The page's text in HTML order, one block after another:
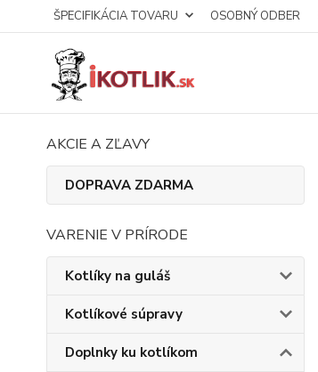
ŠPECIFIKÁCIA TOVARU OSOBNÝ ODBER
AKCIE A ZĽAVY
DOPRAVA ZDARMA
VARENIE V PRÍRODE
Kotlíky na guláš
Kotlíkové súpravy
Doplnky ku kotlíkom